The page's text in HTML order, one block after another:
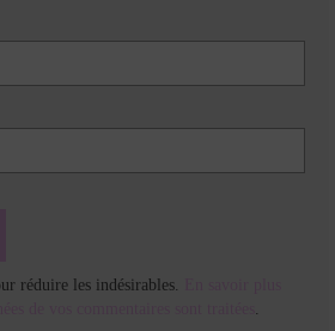
réduire les indésirables.
.